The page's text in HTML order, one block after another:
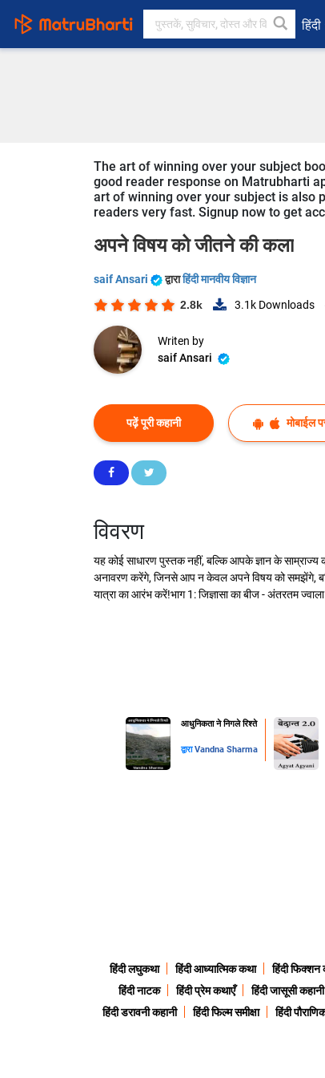
हिंदी
The art of winning over your subject
good reader response on Matrubharti
art of winning over your subject is also
readers very fast. Signup now to get
अपने विषय को जीतने की कला
saif Ansari द्वाराहिंदी मानवीय विज्ञान
2.8k 3.1k Downloads
Writen by
saif Ansari
पढ़ें पूरी कहानी मोबाईल
विवरण
यह कोई साधारण पुस्तक नहीं, बल्कि आपके ज्ञान के साम्राज्य
अनावरण करेंगे, जिनसे आप न केवल अपने विषय को समझेंगे,
यात्रा का आरंभ करें!भाग 1: जिज्ञासा का बीज - अंतरतम
आधुनिकता ने निगले रिश्ते
द्वाराVandna Sharma
हिंदी लघुकथा हिंदी आध्यात्मिक कथा हिंदी फिक्शन
हिंदी नाटक
हिंदी प्रेम कथाएँ हिंदी जासूसी कहानी
हिंदी डरावनी कहानी
हिंदी फिल्म समीक्षा हिंदी